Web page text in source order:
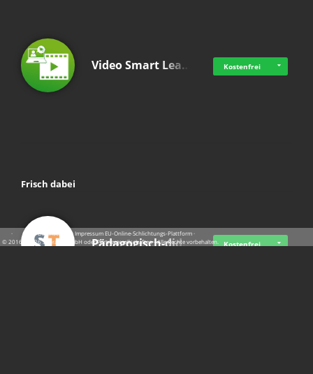
Video Smart Lea… Kostenfrei
Frisch dabei
Pädagogisch-did… Kostenfrei
· · ·Datenschutz ·Impressum EU-Online-Schlichtungs-Plattform·
© 2016 - 2026 SupraTix GmbH oder Partnergesellschaften - Alle Rechte vorbehalten.